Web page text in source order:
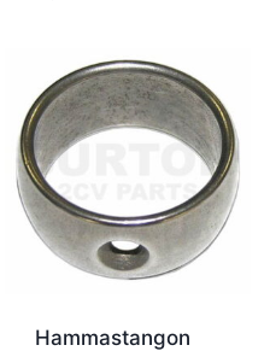
Hammastangon